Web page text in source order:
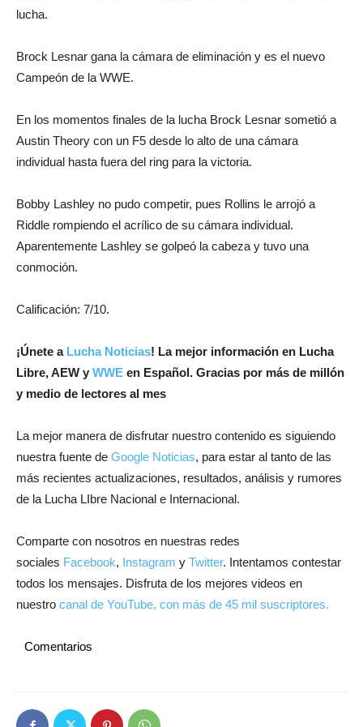
lucha.
Brock Lesnar gana la cámara de eliminación y es el nuevo
Campeón de la WWE.
En los momentos finales de la lucha Brock Lesnar sometió a
Austin Theory con un F5 desde lo alto de una cámara
individual hasta fuera del ring para la victoria.
Bobby Lashley no pudo competir, pues Rollins le arrojó a
Riddle rompiendo el acrílico de su cámara individual.
Aparentemente Lashley se golpeó la cabeza y tuvo una
conmoción.
Calificación: 7/10.
¡Únete a Lucha Noticias! La mejor información en Lucha
Libre, AEW y WWE en Español. Gracias por más de millón
y medio de lectores al mes
La mejor manera de disfrutar nuestro contenido es siguiendo
nuestra fuente de Google Noticias, para estar al tanto de las
más recientes actualizaciones, resultados, análisis y rumores
de la Lucha LIbre Nacional e Internacional.
Comparte con nosotros en nuestras redes
sociales Facebook, Instagram y Twitter. Intentamos contestar
todos los mensajes. Disfruta de los mejores videos en
nuestro canal de YouTube, con más de 45 mil suscriptores.
Comentarios